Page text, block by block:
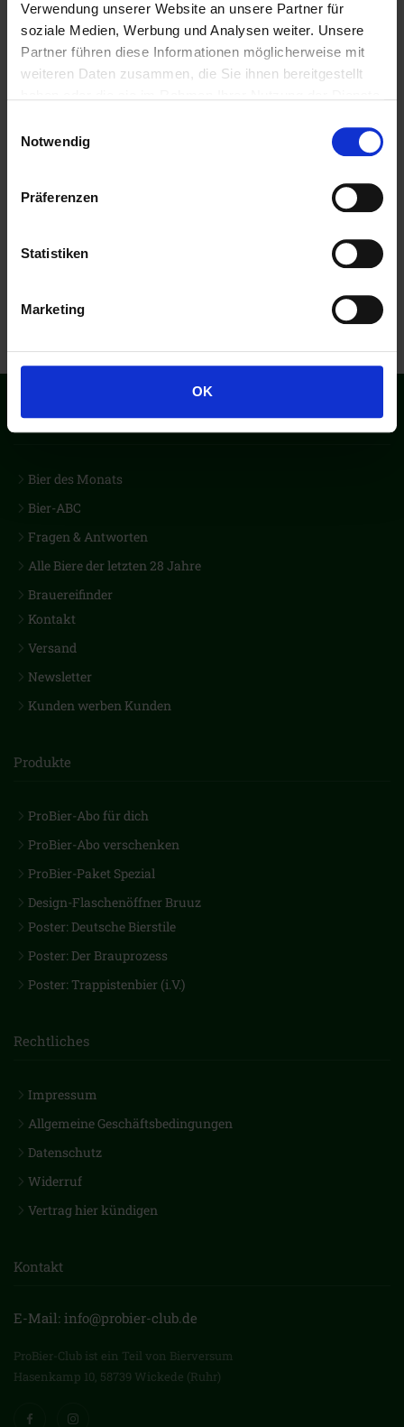
Verwendung unserer Website an unsere Partner für
soziale Medien, Werbung und Analysen weiter. Unsere
Partner führen diese Informationen möglicherweise mit
weiteren Daten zusammen, die Sie ihnen bereitgestellt
Notwendig
Präferenzen
Statistiken
Marketing
OK
Weitere Biere des Bierstils
Deutsches Pils
Bier des Monats
Bier-ABC
Fragen & Antworten
Alle Biere der letzten 28 Jahre
Brauereifinder
Kontakt
Versand
Newsletter
Kunden werben Kunden
Produkte
ProBier-Abo für dich
ProBier-Abo verschenken
ProBier-Paket Spezial
Design-Flaschenöffner Bruuz
Poster: Deutsche Bierstile
Poster: Der Brauprozess
Poster: Trappistenbier (i.V.)
Rechtliches
Impressum
Allgemeine Geschäftsbedingungen
Datenschutz
Widerruf
Vertrag hier kündigen
Kontakt
E-Mail: info@probier-club.de
ProBier-Club ist ein Teil von Bierversum
Hasenkamp 10, 58739 Wickede (Ruhr)